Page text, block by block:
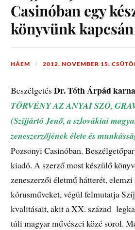
Casinóban egy
könyvünk kapcsán
HÁEM 2012. NOVEMBER 15.
BeszélgetésDr. Tóth Árpád
TÖRVÉNY AZ ANYAI SZÓ,
(Szíjjártó Jenő, a szlovákiai
zeneszerzőjének élete és
Pozsonyi Casinóban.
kiadó. A szerző most készülő
zeneszerzői életmű hátterét, elemzi
kórusműveket, végül felmutatja
kvalitásait, akit a XX. század
túli magyar művészei közé sorol.